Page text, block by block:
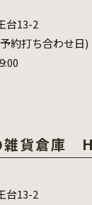
台13-2
約打ち合わせ日)
雑貨倉庫
台13-2